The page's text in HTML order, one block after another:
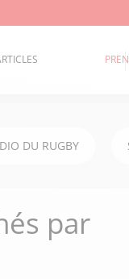
DU RUGBY
par